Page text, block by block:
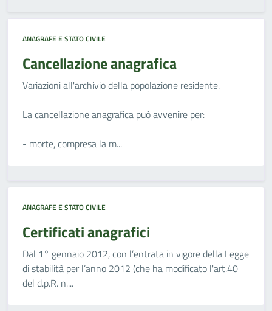
ANAGRAFE E STATO CIVILE
Cancellazione anagrafica
Variazioni all'archivio della popolazione residente.
La cancellazione anagrafica può avvenire per:
- morte, compresa la m...
ANAGRAFE E STATO CIVILE
Certificati anagrafici
Dal 1° gennaio 2012, con l’entrata in vigore della Legge
di stabilità per l’anno 2012 (che ha modificato l'art.40
del d.p.R. n....